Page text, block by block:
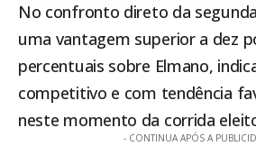
No confronto direto da
uma vantagem superior a dez
percentuais sobre Elmano,
competitivo e com tendência
neste momento da corrida
- CONTINUA APÓS A